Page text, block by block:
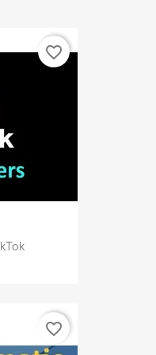
favorite_border
favorite_border